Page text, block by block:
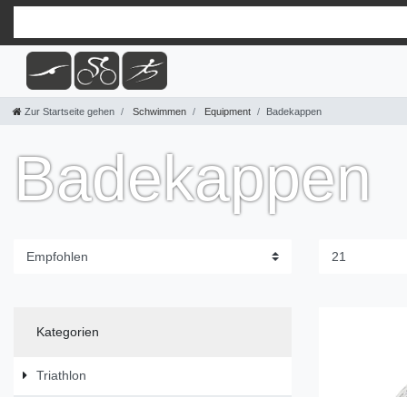
Zur Startseite gehen Schwimmen Equipment Badekappen
Badekappen
Kategorien
Triathlon